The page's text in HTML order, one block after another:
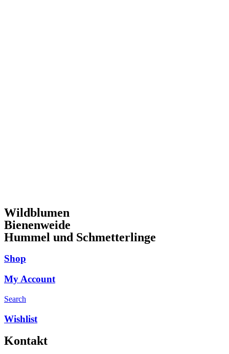
Wildblumen
Bienenweide
Hummel und Schmetterlinge
Shop
My Account
Search
Wishlist
Kontakt